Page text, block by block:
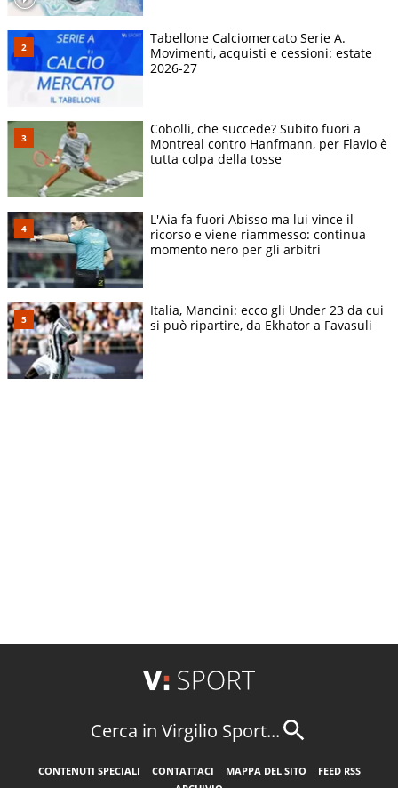
Tabellone Calciomercato Serie A.
Movimenti, acquisti e cessioni: estate
2026-27
Cobolli, che succede? Subito fuori a
Montreal contro Hanfmann, per Flavio è
tutta colpa della tosse
L'Aia fa fuori Abisso ma lui vince il
ricorso e viene riammesso: continua
momento nero per gli arbitri
Italia, Mancini: ecco gli Under 23 da cui
si può ripartire, da Ekhator a Favasuli
Cerca in Virgilio Sport...
CONTENUTI SPECIALI CONTATTACI MAPPA DEL SITO
FEED RSS